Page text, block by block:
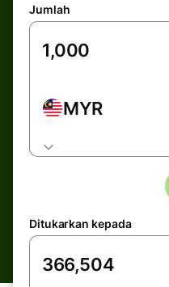
Jumlah
MYR
Ditukarkan kepada